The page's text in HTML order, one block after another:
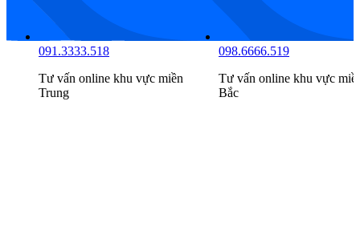
098.6666.516
Tư vấn online khu vực miền
Nam
091.3333.518
Tư vấn online khu vực
Trung